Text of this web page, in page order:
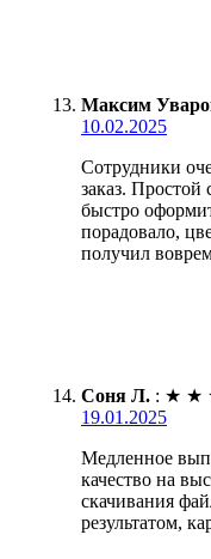
Максим
10.02.2025
Сотрудники
заказ.
быстро
порадовало,
получил
Соня Л. : ★ ★
19.01.2025
Медленное
качество на
скачивания
результатом,